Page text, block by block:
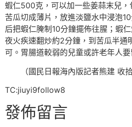
蝦仁500克，可以加一些姜蒜末兒
苦瓜切成薄片，放進淡鹽水中浸泡
后把蝦仁腌制10分鐘擺佈往腥；蝦
夜火疾速翻炒約2分鐘，到苦瓜半通
可。胃腸道較弱的兒童或許老年人要
（國民日報海內版記者熊建 收拾
TC:jiuyi9follow8
發佈留言